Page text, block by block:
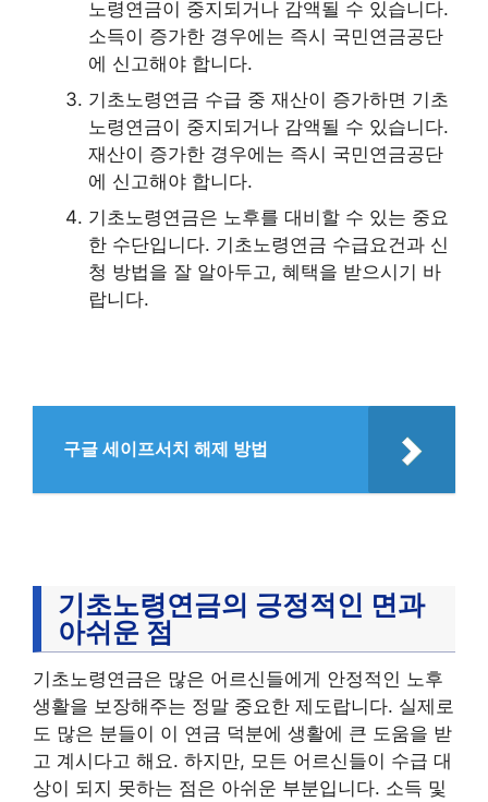
노령연금이 중지되거나 감액될 수 있습니다.
소득이 증가한 경우에는 즉시 국민연금공단
에 신고해야 합니다.
기초노령연금 수급 중 재산이 증가하면 기초
노령연금이 중지되거나 감액될 수 있습니다.
재산이 증가한 경우에는 즉시 국민연금공단
에 신고해야 합니다.
기초노령연금은 노후를 대비할 수 있는 중요
한 수단입니다. 기초노령연금 수급요건과 신
청 방법을 잘 알아두고, 혜택을 받으시기 바
랍니다.
구글 세이프서치 해제 방법
기초노령연금의 긍정적인 면과
아쉬운 점
기초노령연금은 많은 어르신들에게 안정적인 노후
생활을 보장해주는 정말 중요한 제도랍니다. 실제로
도 많은 분들이 이 연금 덕분에 생활에 큰 도움을 받
고 계시다고 해요. 하지만, 모든 어르신들이 수급 대
상이 되지 못하는 점은 아쉬운 부분입니다. 소득 및